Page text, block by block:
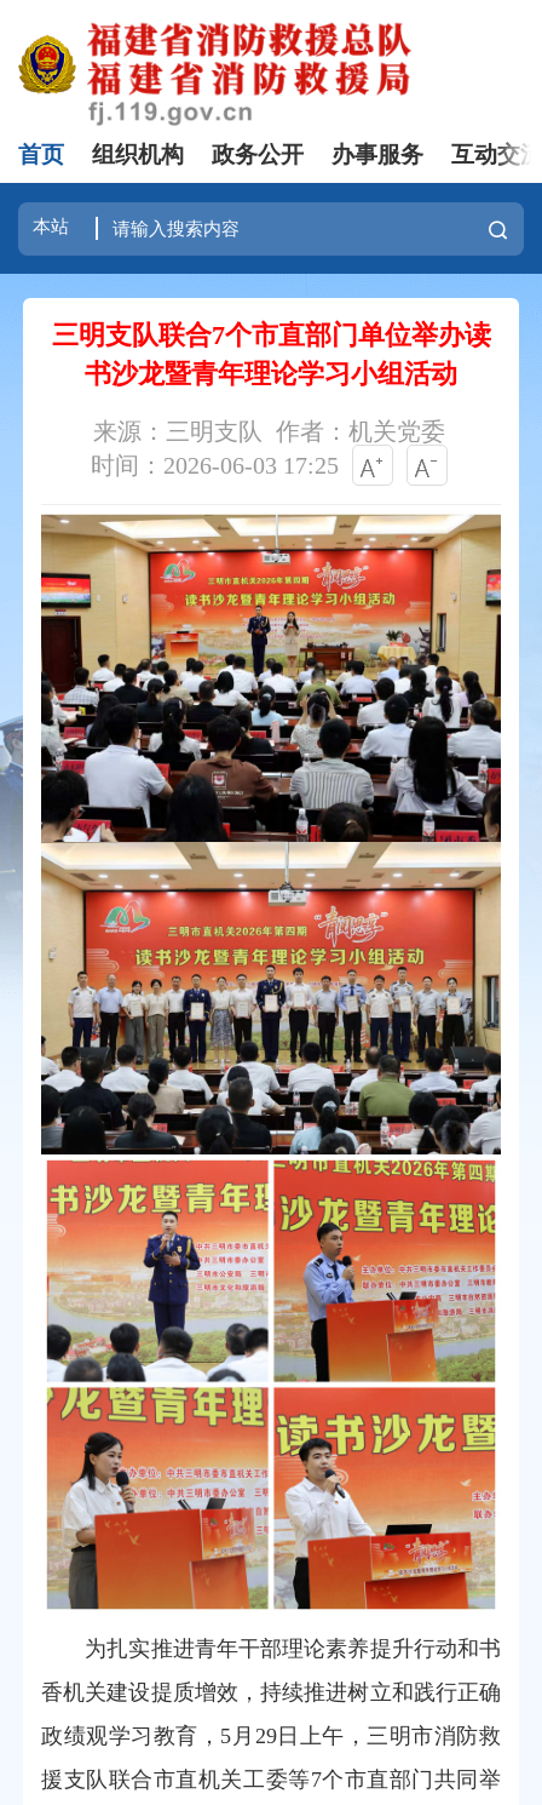
首页 组织机构 政务公开 办事服务 互动交
三明支队联合7个市直部门单位举办读
书沙龙暨青年理论学习小组活动
来源：三明支队
作者：机关党委
时间：2026-06-03 17:25
为扎实推进青年干部理论素养提升行动和书
香机关建设提质增效，持续推进树立和践行正确
政绩观学习教育，5月29日上午，三明市消防救
援支队联合市直机关工委等7个市直部门共同举